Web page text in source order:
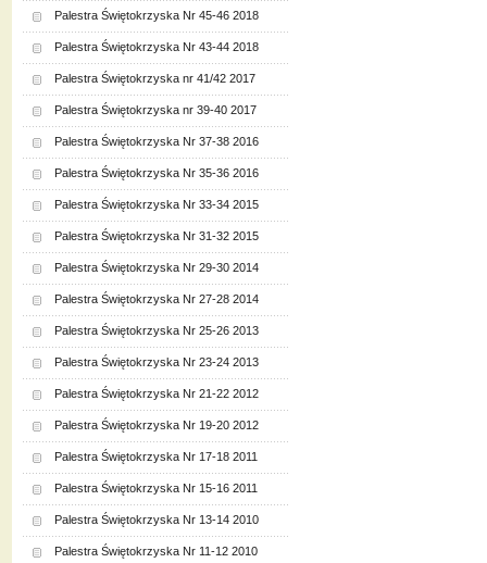
Palestra Świętokrzyska Nr 45-46 2018
Palestra Świętokrzyska Nr 43-44 2018
Palestra Świętokrzyska nr 41/42 2017
Palestra Świętokrzyska nr 39-40 2017
Palestra Świętokrzyska Nr 37-38 2016
Palestra Świętokrzyska Nr 35-36 2016
Palestra Świętokrzyska Nr 33-34 2015
Palestra Świętokrzyska Nr 31-32 2015
Palestra Świętokrzyska Nr 29-30 2014
Palestra Świętokrzyska Nr 27-28 2014
Palestra Świętokrzyska Nr 25-26 2013
Palestra Świętokrzyska Nr 23-24 2013
Palestra Świętokrzyska Nr 21-22 2012
Palestra Świętokrzyska Nr 19-20 2012
Palestra Świętokrzyska Nr 17-18 2011
Palestra Świętokrzyska Nr 15-16 2011
Palestra Świętokrzyska Nr 13-14 2010
Palestra Świętokrzyska Nr 11-12 2010